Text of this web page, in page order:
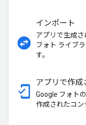
swap_horizontal_circle
インポート
アプリで生成
フォト ライブ
す。
mobile_friendly
アプリで作成
Google フォト
作成されたコン